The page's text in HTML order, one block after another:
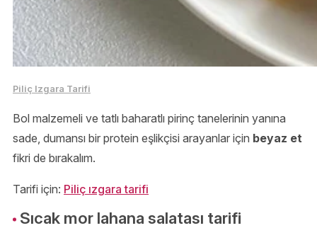
Piliç Izgara Tarifi
Bol malzemeli ve tatlı baharatlı pirinç tanelerinin yanına
sade, dumansı bir protein eşlikçisi arayanlar için beyaz et
fikri de bırakalım.
Tarifi için: Piliç ızgara tarifi
Sıcak mor lahana salatası tarifi